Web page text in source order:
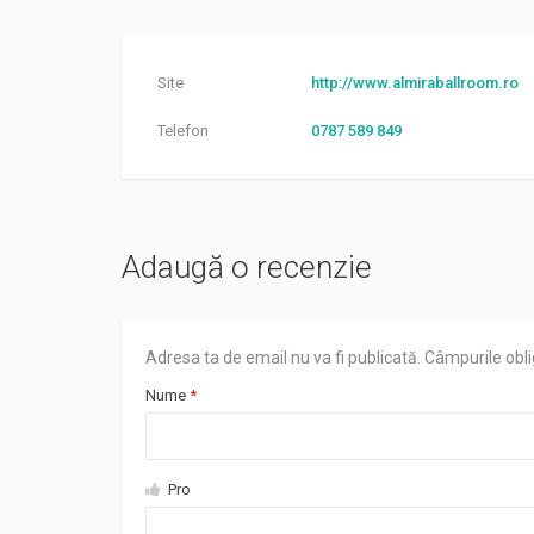
Site http://www.almiraballroom.ro
Telefon 0787 589 849
Adaugă o recenzie
Adresa ta de email nu va fi publicată. Câmpurile
Nume *
Pro